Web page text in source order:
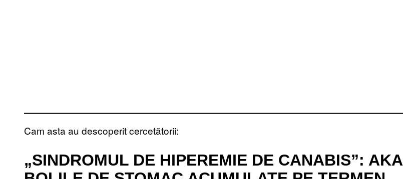
Cam asta au descoperit cercetătorii:
„SINDROMUL DE HIPEREMIE DE CANABIS”: AKA